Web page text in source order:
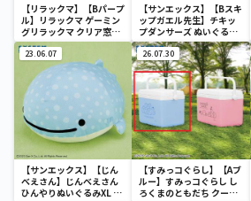
【リラックマ】【Bパープ
ル】リラックマ ゲーミン
グリラックマ クリア窓付
き収納ボックス
【サンエックス】【Bスキ
ップガエル先生】チキッ
プダンサーズ ぬいぐるみ
ウォールポケット
23.06.07
【サンエックス】【じん
べえさん】じんべえさん
ひんやりぬいぐるみXL プ
26.07.30
【すみっコぐらし】【Aブ
ルー】すみっコぐらし し
ろくまのともだち クーラ